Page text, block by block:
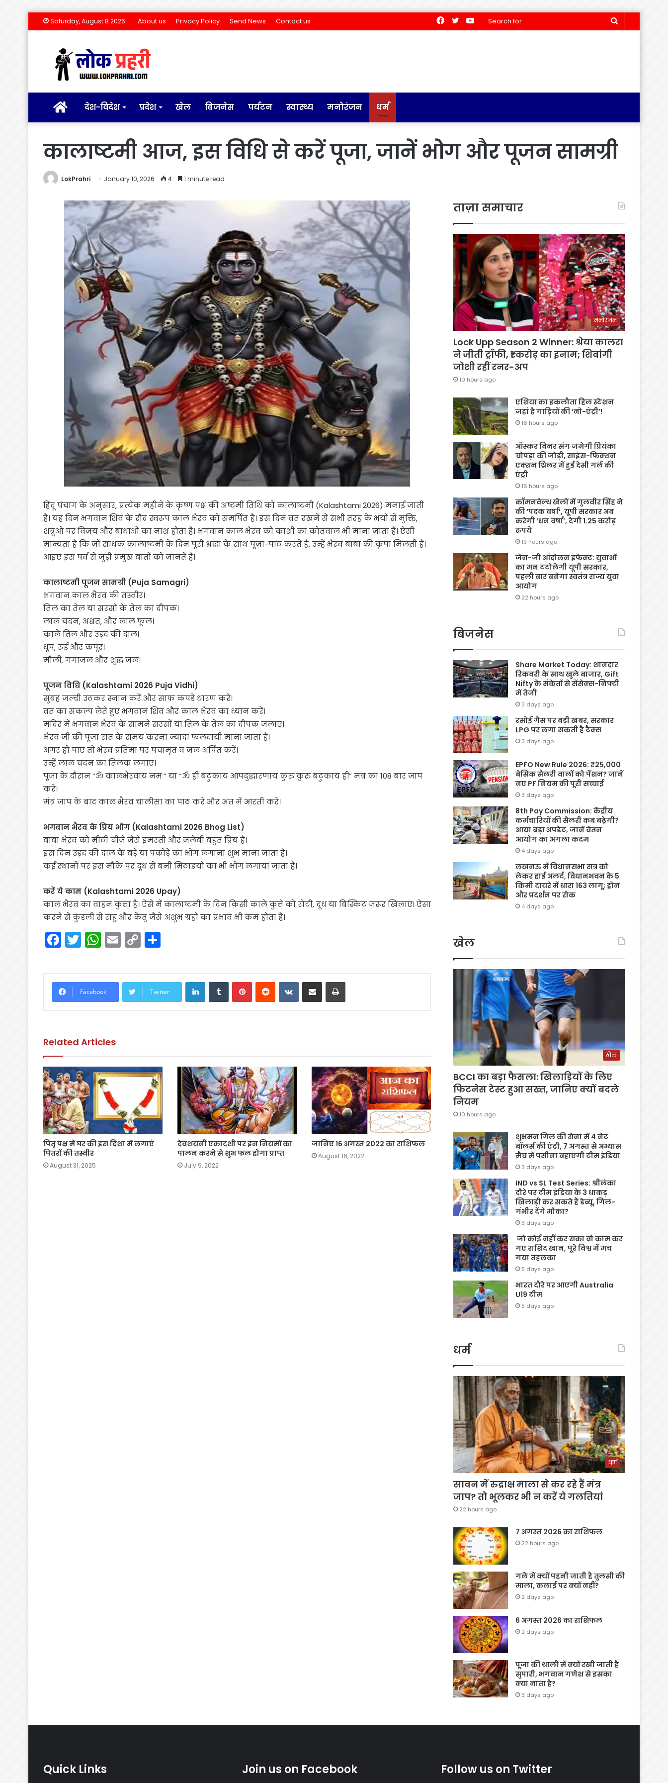
Saturday, August 8 2026 About us Privacy Policy Send News Contact us
Search
YouTube
Twitter
Facebook
होम देश-विदेश प्रदेश खेल बिजनेस पर्यटन स्वास्थ्य मनोरंजन धर्म
कालाष्टमी आज, इस विधि से करें पूजा, जानें भोग और पूजन सामग्री
LokPrahri January 10, 2026 4 1 minute read
हिंदू पंचांग के अनुसार, प्रत्येक महीने के कृष्ण पक्ष की अष्टमी तिथि को कालाष्टमी (Kalashtami 2026) मनाई जाती
है। यह दिन भगवान शिव के रौद्र स्वरूप काल भैरव को समर्पित है। इस दिन व्रत रखने से सभी तरह के भयों से मुक्ति,
शत्रुओं पर विजय और बाधाओं का नाश होता है। भगवान काल भैरव को काशी का कोतवाल भी माना जाता है। ऐसी
मान्यता है कि जो साधक कालाष्टमी के दिन पूरी श्रद्धा के साथ पूजा-पाठ करते हैं, उन्हें भैरव बाबा की कृपा मिलती है।
आइए इस पर्व से जुड़ी प्रमुख बातों को जानते हैं।
कालाष्टमी पूजन सामग्री (Puja Samagri)
भगवान काल भैरव की तस्वीर।
तिल का तेल या सरसों के तेल का दीपक।
लाल चंदन, अक्षत, और लाल फूल।
काले तिल और उड़द की दाल।
धूप, रूई और कपूर।
मौली, गंगाजल और शुद्ध जल।
पूजन विधि (Kalashtami 2026 Puja Vidhi)
सुबह जल्दी उठकर स्नान करें और साफ कपड़े धारण करें।
व्रत का संकल्प लेते हुए भगवान शिव और काल भैरव का ध्यान करें।
मंदिर में भगवान भैरव के सामने सरसों या तिल के तेल का दीपक जलाएं।
भैरव जी की पूजा रात के समय करना ज्यादा फलदायी माना जाता है।
अगर हो पाए तो भैरव प्रतिमा पर पंचामृत व जल अर्पित करें।
उन्हें लाल चंदन का तिलक लगाएं।
पूजा के दौरान “ॐ कालभैरवाय नमः” या “ॐ ह्रीं बटुकाय आपदुद्धारणाय कुरु कुरु बटुकाय ह्रीं” मंत्र का 108 बार जाप
करें।
मंत्र जाप के बाद काल भैरव चालीसा का पाठ करें और अंत में आरती करें।
भगवान भैरव के प्रिय भोग (Kalashtami 2026 Bhog List)
बाबा भैरव को मीठी चीजें जैसे इमरती और जलेबी बहुत प्रिय हैं।
इस दिन उड़द की दाल के बड़े या पकोड़े का भोग लगाना शुभ माना जाता है।
कई स्थानों पर इस मौके पर दूध से बनी मिठाइयों का भी भोग लगाया जाता है।
करें ये काम (Kalashtami 2026 Upay)
काल भैरव का वाहन कुत्ता है। ऐसे में कालाष्टमी के दिन किसी काले कुत्ते को रोटी, दूध या बिस्किट जरूर खिलाएं। ऐसा
करने से कुंडली से राहु और केतु जैसे अशुभ ग्रहों का प्रभाव भी कम होता है।
F
a
c
e
b
o
k
T
w
itt
er
W
h
a
ts
A
p
E
m
ai
l
C
o
p
y
Li
ar
e
Facebook Twitter
LinkedInTumblrPinterestReddit VKontakte
Share via Email Print
Related Articles
पितृ पक्ष में घर की इस दिशा में लगाएं
पितरों की तस्वीर
August 31, 2025
देवशयनी एकादशी पर इन नियमों का
पालन करने से शुभ फल होगा प्राप्त
July 9, 2022
जानिए 16 अगस्त 2022 का राशिफल
August 16, 2022
ताज़ा समाचार
मनोरंजन
Lock Upp Season 2 Winner: श्रेया कालरा
ने जीती ट्रॉफी, ₹1 करोड़ का इनाम; शिवांगी
जोशी रहीं रनर-अप
10 hours ago
एशिया का इकलौता हिल स्टेशन
जहां है गाड़ियों की ‘नो-एंट्री’!
16 hours ago
ऑस्कर विनर संग जमेगी प्रियंका
चोपड़ा की जोड़ी, साइंस-फिक्शन
एक्शन थ्रिलर में हुई देसी गर्ल की
एंट्री
16 hours ago
कॉमनवेल्थ खेलों में गुलवीर सिंह ने
की ‘पदक वर्षा’, यूपी सरकार अब
करेगी ‘धन वर्षा’, देगी 1.25 करोड़
रुपये
19 hours ago
जेन-जी आंदोलन इफेक्ट: युवाओं
का मन टटोलेगी यूपी सरकार,
पहली बार बनेगा स्वतंत्र राज्य युवा
आयोग
22 hours ago
बिजनेस
Share Market Today: शानदार
रिकवरी के साथ खुले बाजार, Gift
Nifty के संकेतों से सेंसेक्स-निफ्टी
में तेजी
2 days ago
रसोई गैस पर बड़ी खबर, सरकार
LPG पर लगा सकती है टैक्स
3 days ago
EPFO New Rule 2026: ₹25,000
बेसिक सैलरी वालों को पेंशन? जानें
नए PF नियम की पूरी सच्चाई
3 days ago
8th Pay Commission: केंद्रीय
कर्मचारियों की सैलरी कब बढ़ेगी?
आया बड़ा अपडेट, जानें वेतन
आयोग का अगला कदम
4 days ago
लखनऊ में विधानसभा सत्र को
लेकर हाई अलर्ट, विधानभवन के 5
किमी दायरे में धारा 163 लागू; ड्रोन
और प्रदर्शन पर रोक
4 days ago
खेल
खेल
BCCI का बड़ा फैसला: खिलाड़ियों के लिए
फिटनेस टेस्ट हुआ सख्त, जानिए क्यों बदले
नियम
10 hours ago
शुभमन गिल की सेना में 4 नेट
बॉलर्स की एंट्री, 7 अगस्त से अभ्यास
मैच में पसीना बहाएगी टीम इंडिया
3 days ago
IND vs SL Test Series: श्रीलंका
दौरे पर टीम इंडिया के 3 धाकड़
खिलाड़ी कर सकते हैं डेब्यू, गिल-
गंभीर देंगे मौका?
3 days ago
जो कोई नहीं कर सका वो काम कर
गए राशिद खान, पूरे विश्व में मच
गया तहलका
5 days ago
भारत दौरे पर आएगी Australia
U19 टीम
5 days ago
धर्म
धर्म
सावन में रुद्राक्ष माला से कर रहे हैं मंत्र
जाप? तो भूलकर भी न करें ये गलतियां
22 hours ago
7 अगस्त 2026 का राशिफल
22 hours ago
गले में क्यों पहनी जाती है तुलसी की
माला, कलाई पर क्यों नहीं?
2 days ago
6 अगस्त 2026 का राशिफल
2 days ago
पूजा की थाली में क्यों रखी जाती है
सुपारी, भगवान गणेश से इसका
क्या नाता है?
3 days ago
Quick Links Join us on Facebook Follow us on Twitter